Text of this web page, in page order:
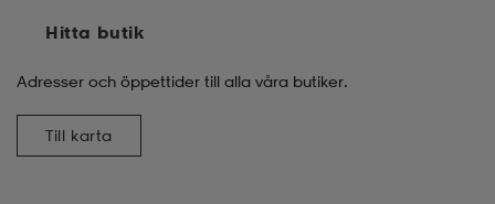
Hitta butik
Adresser och öppettider till alla våra butiker.
Till karta